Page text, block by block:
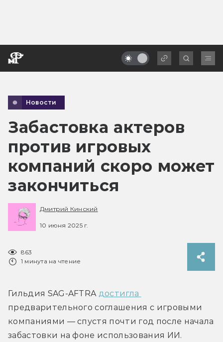
Новости
Забастовка актеров
против игровых
компаний скоро может
закончиться
Дмитрий Кинский
10 июня 2025 г.
863
1 минута на чтение
Гильдия SAG-AFTRA
предварительного соглашения с игровыми
компаниями — спустя почти год после начала
забастовки на фоне использования ИИ.